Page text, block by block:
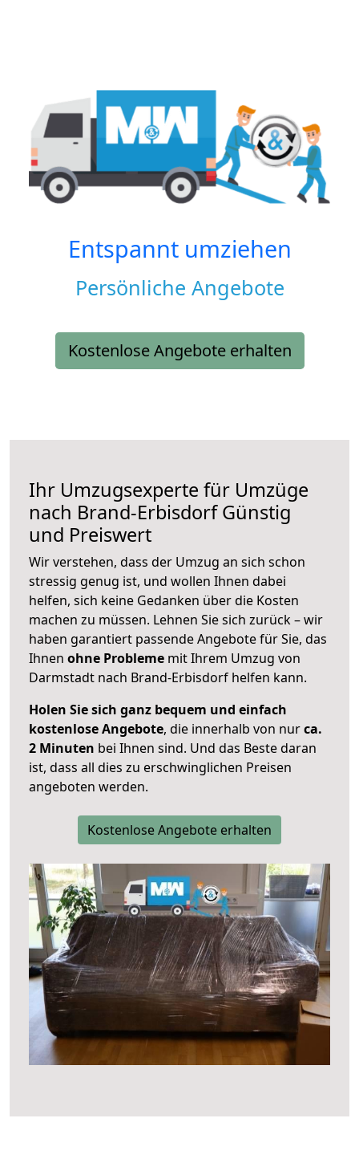
Entspannt umziehen
Persönliche Angebote
Kostenlose Angebote erhalten
Ihr Umzugsexperte für Umzüge
nach Brand-ErbisdorfGünstig
und Preiswert
Wir verstehen, dass der Umzug an sich schon
stressig genug ist, und wollen Ihnen dabei
helfen, sich keine Gedanken über die Kosten
machen zu müssen. Lehnen Sie sich zurück – wir
haben garantiert passende Angebote für Sie, das
Ihnen ohne Probleme mit Ihrem Umzug von
Darmstadt nach Brand-Erbisdorf helfen kann.
Holen Sie sich ganz bequem und einfach
kostenlose Angebote, die innerhalb von nurca.
2 Minuten bei Ihnen sind. Und das Beste daran
ist, dass all dies zu erschwinglichen Preisen
angeboten werden.
Kostenlose Angebote erhalten